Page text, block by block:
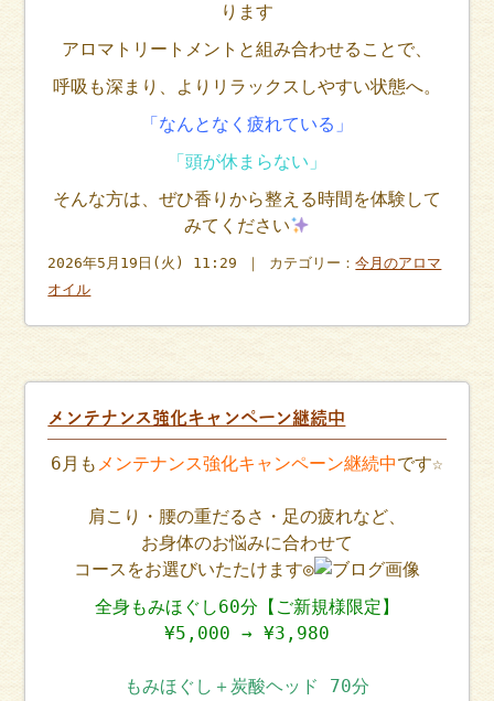
ります
アロマトリートメントと組み合わせることで、
呼吸も深まり、よりリラックスしやすい状態へ。
「なんとなく疲れている」
「頭が休まらない」
そんな方は、ぜひ香りから整える時間を体験して
みてください
2026年5月19日(火) 11:29 ｜ カテゴリー：今月のアロマ
オイル
メンテナンス強化キャンペーン継続中
6月も メンテナンス強化キャンペーン継続中です☆
肩こり・腰の重だるさ・足の疲れなど、
お身体のお悩みに合わせて
コースをお選びいたたけます◎
全身もみほぐし60分【ご新規様限定】
¥5,000 → ¥3,980
もみほぐし＋炭酸ヘッド 70分